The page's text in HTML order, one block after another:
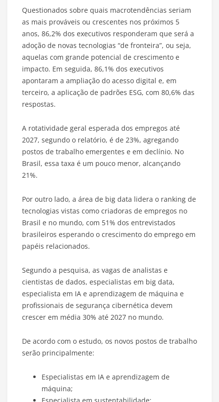
Questionados sobre quais macrotendências seriam
as mais prováveis ou crescentes nos próximos 5
anos, 86,2% dos executivos responderam que será a
adoção de novas tecnologias “de fronteira”, ou seja,
aquelas com grande potencial de crescimento e
impacto. Em seguida, 86,1% dos executivos
apontaram a ampliação do acesso digital e, em
terceiro, a aplicação de padrões ESG, com 80,6% das
respostas.
A rotatividade geral esperada dos empregos até
2027, segundo o relatório, é de 23%, agregando
postos de trabalho emergentes e em declínio. No
Brasil, essa taxa é um pouco menor, alcançando
21%.
Por outro lado, a área de big data lidera o ranking de
tecnologias vistas como criadoras de empregos no
Brasil e no mundo, com 51% dos entrevistados
brasileiros esperando o crescimento do emprego em
papéis relacionados.
Segundo a pesquisa, as vagas de analistas e
cientistas de dados, especialistas em big data,
especialista em IA e aprendizagem de máquina e
profissionais de segurança cibernética devem
crescer em média 30% até 2027 no mundo.
De acordo com o estudo, os novos postos de trabalho
serão principalmente:
Especialistas em IA e aprendizagem de
máquina;